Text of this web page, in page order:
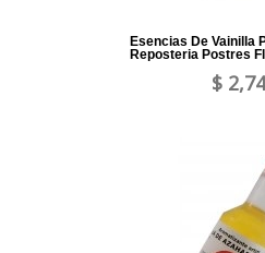
Esencias De Vainilla
Reposteria Postres
$